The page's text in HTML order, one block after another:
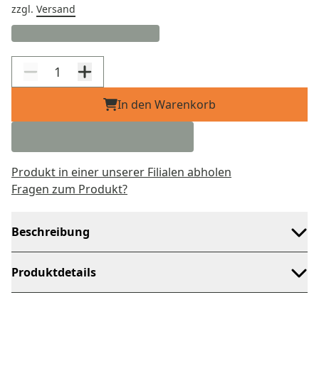
zzgl. Versand
In den Warenkorb
Produkt in einer unserer Filialen abholen
Fragen zum Produkt?
Beschreibung
Produktdetails